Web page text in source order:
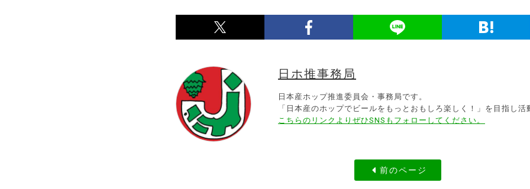
日ホ推事務局
日本産ホップ推進委員会・事務局です。
「日本産のホップでビールをもっとおもしろ楽しく！」を目指し活
こちらのリンクよりぜひSNSもフォローしてください。
前のページ